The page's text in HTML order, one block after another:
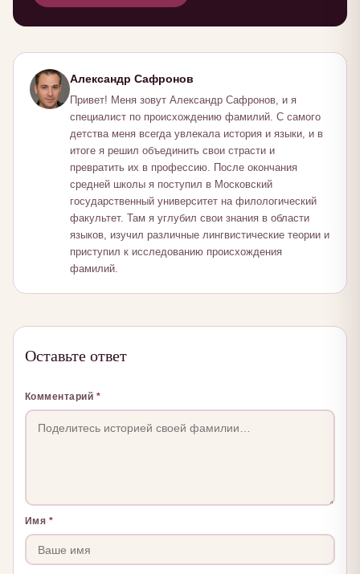
Александр Сафронов
Привет! Меня зовут Александр Сафронов, и я
специалист по происхождению фамилий. С самого
детства меня всегда увлекала история и языки, и в
итоге я решил объединить свои страсти и
превратить их в профессию. После окончания
средней школы я поступил в Московский
государственный университет на филологический
факультет. Там я углубил свои знания в области
языков, изучил различные лингвистические теории и
приступил к исследованию происхождения
фамилий.
Оставьте ответ
Комментарий *
Имя *